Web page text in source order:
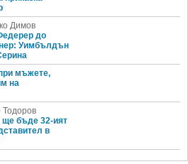
Димов
до
Уимбълдън
мъжете,
на
Тодоров
бъде 32-ият
в